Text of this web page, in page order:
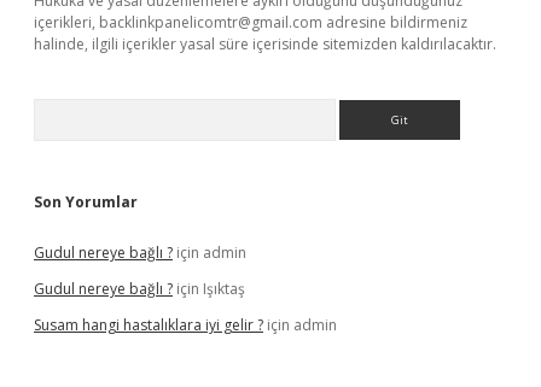
içerikleri, backlinkpanelicomtr@gmail.com adresine bildirmeniz
halinde, ilgili içerikler yasal süre içerisinde sitemizden kaldırılacaktır.
Son Yorumlar
Gudul nereye bağlı ? için admin
Gudul nereye bağlı ? için Işıktaş
Susam hangi hastalıklara iyi gelir ? için admin